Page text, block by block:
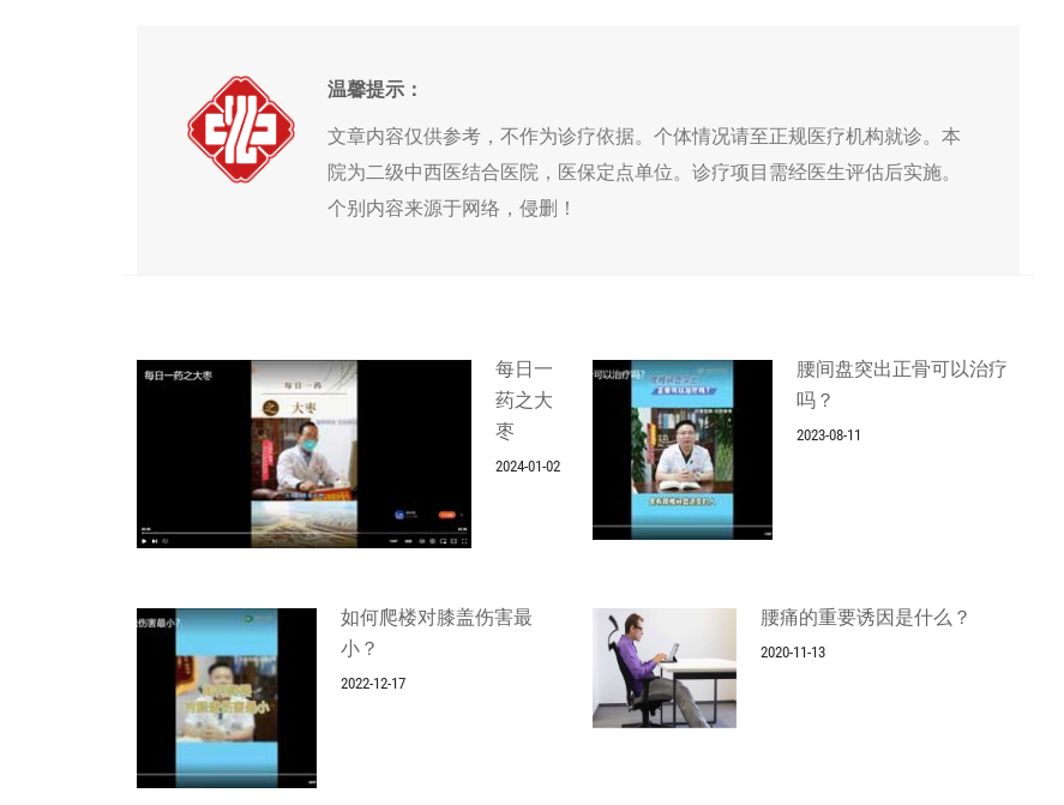
温馨提示：
文章内容仅供参考，不作为诊疗依据。个体情况请至正规医疗机构就诊。本
院为二级中西医结合医院，医保定点单位。诊疗项目需经医生评估后实施。
个别内容来源于网络，侵删！
每日一
药之大
枣
2024-01-02
腰间盘突出正骨可以治疗
吗？
2023-08-11
如何爬楼对膝盖伤害最
小？
2022-12-17
腰痛的重要诱因是什么？
2020-11-13